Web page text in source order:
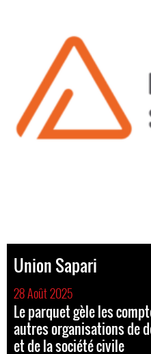
Union Sapari
28 Août 2025
Le parquet gèle les
autres organisations de
et de la société civile